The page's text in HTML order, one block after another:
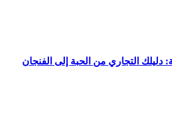
دليلك التجاري من الحبة إلى الفنجان